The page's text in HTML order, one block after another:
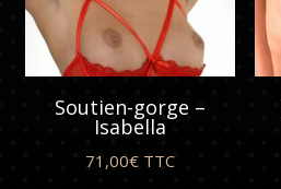
Soutien-gorge –
Isabella
71,00€ TTC